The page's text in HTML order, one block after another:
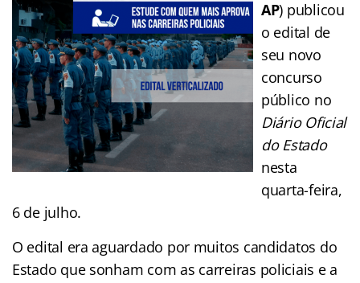
AP) publicou
o edital de
seu novo
concurso
público no
Diário Oficial
do Estado
nesta
quarta-feira,
6 de julho.
O edital era aguardado por muitos candidatos do
Estado que sonham com as carreiras policiais e a